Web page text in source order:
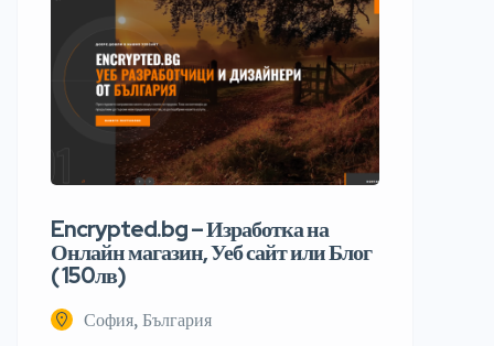
Encrypted.bg – Изработка на
Онлайн магазин, Уеб сайт или Блог
( 150лв)
София, България